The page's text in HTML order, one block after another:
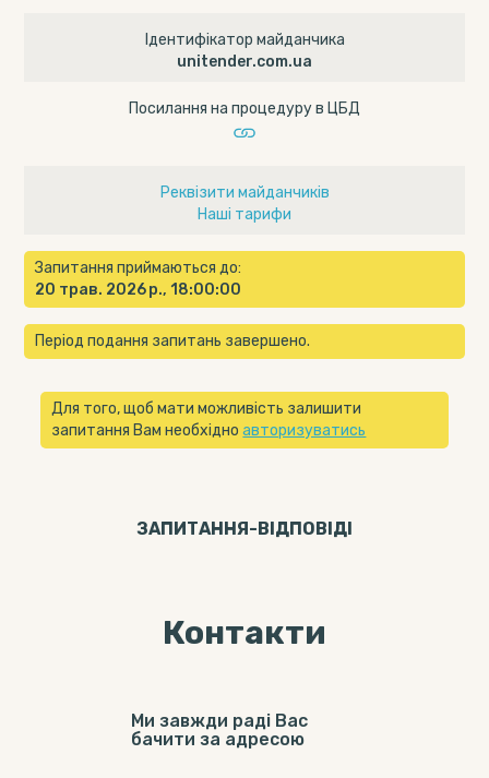
Ідентифікатор майданчика
unitender.com.ua
Посилання на процедуру в ЦБД
Реквізити майданчиків
Наші тарифи
Запитання приймаються до:
20 трав. 2026 р., 18:00:00
Період подання запитань завершено.
Для того, щоб мати можливість залишити
запитання Вам необхідноавторизуватись
ЗАПИТАННЯ-ВІДПОВIДI
Контакти
Ми завжди раді Вас
бачити за адресою